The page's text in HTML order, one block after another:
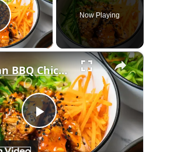
Video
Now Playing
×
Play
Korean BBQ Chicken Rice Bowl Recipe